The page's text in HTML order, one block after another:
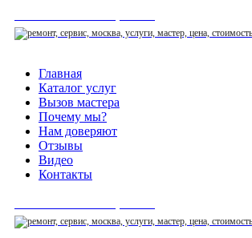
Главная
Каталог услуг
Вызов мастера
Почему мы?
Нам доверяют
Отзывы
Видео
Контакты